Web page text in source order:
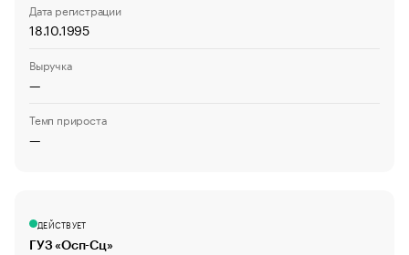
Дата регистрации
18.10.1995
Выручка
—
Темп прироста
—
ДЕЙСТВУЕТ
ГУЗ «Осп-Сц»